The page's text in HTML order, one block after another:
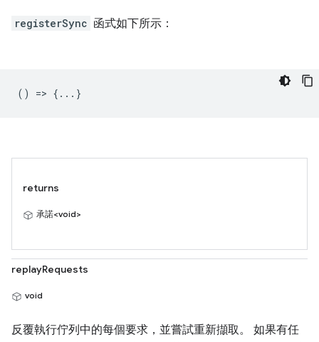
registerSync 函式如下所示：
() => {...}
returns
承諾<void>
replayRequests
void
反覆執行佇列中的每個要求，並嘗試重新擷取。 如果有任